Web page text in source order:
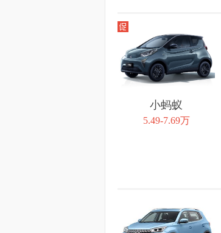
小蚂蚁
5.49-7.69万